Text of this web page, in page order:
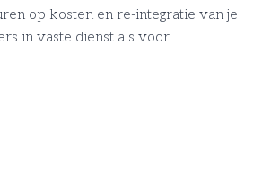
op kosten en re-integratie van je
in vaste dienst als voor